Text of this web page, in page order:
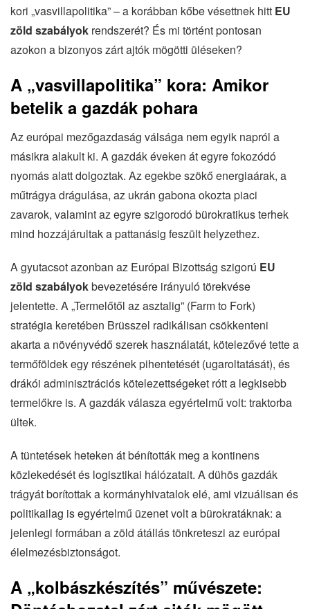
kori „vasvillapolitika” – a korábban kőbe vésettnek hitt EU
zöld szabályok rendszerét? És mi történt pontosan
azokon a bizonyos zárt ajtók mögötti üléseken?
A „vasvillapolitika” kora: Amikor
betelik a gazdák pohara
Az európai mezőgazdaság válsága nem egyik napról a
másikra alakult ki. A gazdák éveken át egyre fokozódó
nyomás alatt dolgoztak. Az egekbe szökő energiaárak, a
műtrágya drágulása, az ukrán gabona okozta piaci
zavarok, valamint az egyre szigorodó bürokratikus terhek
mind hozzájárultak a pattanásig feszült helyzethez.
A gyutacsot azonban az Európai Bizottság szigorú EU
zöld szabályokbevezetésére irányuló törekvése
jelentette. A „Termelőtől az asztalig” (Farm to Fork)
stratégia keretében Brüsszel radikálisan csökkenteni
akarta a növényvédő szerek használatát, kötelezővé tette a
termőföldek egy részének pihentetését (ugaroltatását), és
drákói adminisztrációs kötelezettségeket rótt a legkisebb
termelőkre is. A gazdák válasza egyértelmű volt: traktorba
ültek.
A tüntetések heteken át bénították meg a kontinens
közlekedését és logisztikai hálózatait. A dühös gazdák
trágyát borítottak a kormányhivatalok elé, ami vizuálisan és
politikailag is egyértelmű üzenet volt a bürokratáknak: a
jelenlegi formában a zöld átállás tönkreteszi az európai
élelmezésbiztonságot.
A „kolbászkészítés” művészete: